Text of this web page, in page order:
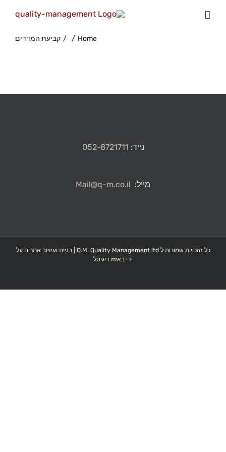
Home
/
/ קביעת המדדים
נייד: 052-8721711
מייל: Mail@q-m.co.il
כל הזכויות שמורות ל Q.M. Quality Management ltd |
בניית ועיצוב אתרים על
ידי באזזז דיגיטל